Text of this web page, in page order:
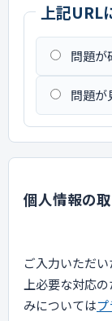
上記URL
問題が
問題が
個人情報の
ご入力いただ
上必要な対応
みについては